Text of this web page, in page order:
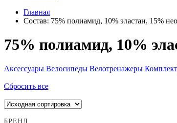
Главная
Состав: 75% полиамид, 10% эластан, 15%
75% полиамид, 10%
Аксессуары Велосипеды Велотренажеры
Сбросить все
БРЕНД